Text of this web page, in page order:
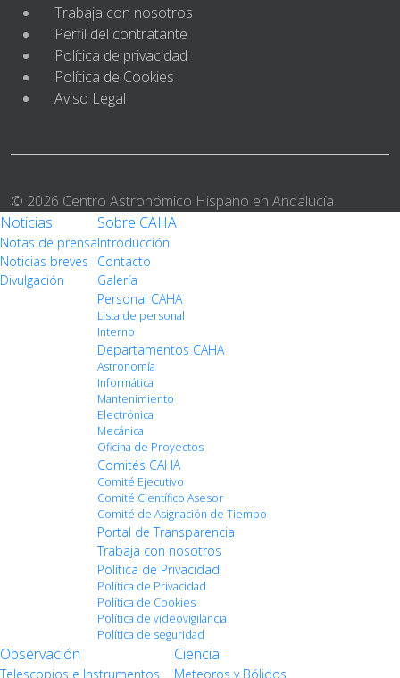
Trabaja con nosotros
Perfil del contratante
Política de privacidad
Política de Cookies
Aviso Legal
© 2026 Centro Astronómico Hispano en Andalucía
Noticias
Notas de prensa
Noticias breves
Divulgación
Sobre CAHA
Introducción
Contacto
Galería
Personal CAHA
Lista de personal
Interno
Departamentos CAHA
Astronomía
Informática
Mantenimiento
Electrónica
Mecánica
Oficina de Proyectos
Comités CAHA
Comité Ejecutivo
Comité Científico Asesor
Comité de Asignación de Tiempo
Portal de Transparencia
Trabaja con nosotros
Política de Privacidad
Política de Privacidad
Política de Cookies
Política de videovigilancia
Política de seguridad
Observación
Telescopios e Instrumentos
Ciencia
Meteoros y Bólidos